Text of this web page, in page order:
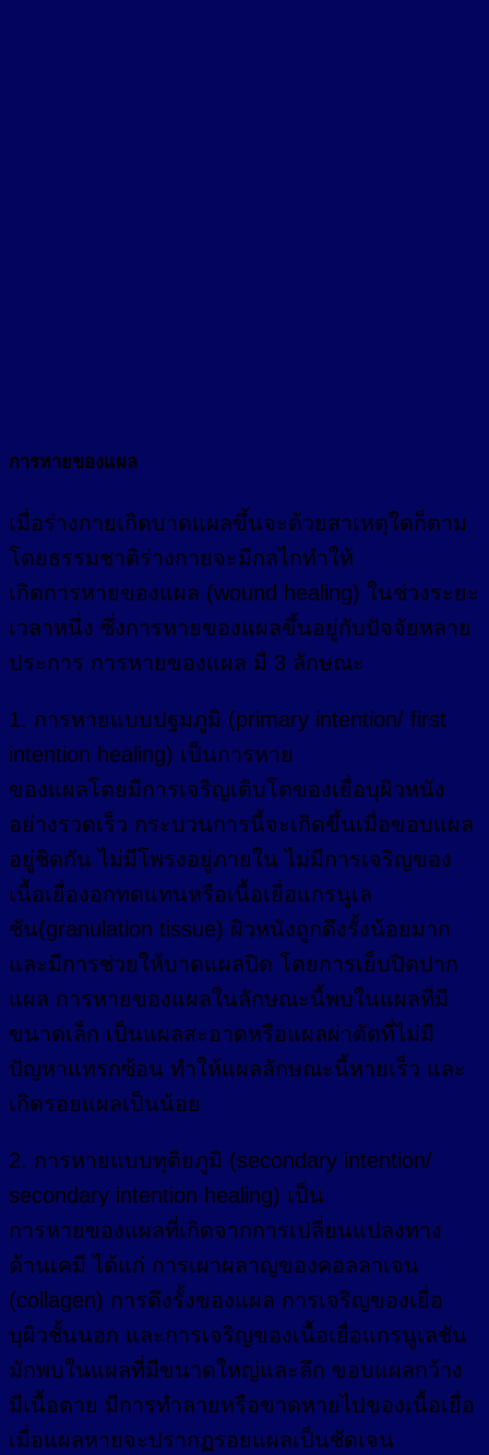
การหายของแผล
เมื่อร่างกายเกิดบาดแผลขึ้นจะด้วยสาเหตุใดก็ตาม
โดยธรรมชาติร่างกายจะมีกลไกทำให้
เกิดการหายของแผล (wound healing) ในช่วงระยะ
เวลาหนึ่ง ซึ่งการหายของแผลขึ้นอยู่กับปัจจัยหลาย
ประการ การหายของแผล มี 3 ลักษณะ
1. การหายแบบปฐมภูมิ (primary intention/ first
intention healing) เป็นการหาย
ของแผลโดยมีการเจริญเติบโตของเยื่อบุผิวหนัง
อย่างรวดเร็ว กระบวนการนี้จะเกิดขึ้นเมื่อขอบแผล
อยู่ชิดกัน ไม่มีโพรงอยู่ภายใน ไม่มีการเจริญของ
เนื้อเยื่องอกทดแทนหรือเนื้อเยื่อแกรนูเล
ชัน(granulation tissue) ผิวหนังถูกดึงรั้งน้อยมาก
และมีการช่วยให้บาดแผลปิด โดยการเย็บปิดปาก
แผล การหายของแผลในลักษณะนี้พบในแผลที่มี
ขนาดเล็ก เป็นแผลสะอาดหรือแผลผ่าตัดที่ไม่มี
ปัญหาแทรกซ้อน ทำให้แผลลักษณะนี้หายเร็ว และ
เกิดรอยแผลเป็นน้อย
2. การหายแบบทุติยภูมิ (secondary intention/
secondary intention healing) เป็น
การหายของแผลที่เกิดจากการเปลี่ยนแปลงทาง
ด้านเคมี ได้แก่ การเผาผลาญของคอลลาเจน
(collagen) การดึงรั้งของแผล การเจริญของเยื่อ
บุผิวชั้นนอก และการเจริญของเนื้อเยื่อแกรนูเลชัน
มักพบในแผลที่มีขนาดใหญ่และลึก ขอบแผลกว้าง
มีเนื้อตาย มีการทำลายหรือขาดหายไปของเนื้อเยื่อ
เมื่อแผลหายจะปรากฏรอยแผลเป็นชัดเจน